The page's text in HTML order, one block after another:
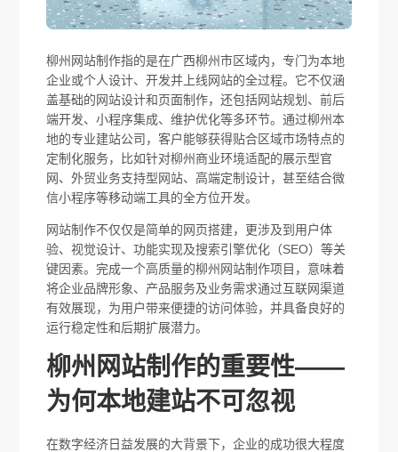
柳州网站制作指的是在广西柳州市区域内，专门为本地
企业或个人设计、开发并上线网站的全过程。它不仅涵
盖基础的网站设计和页面制作，还包括网站规划、前后
端开发、小程序集成、维护优化等多环节。通过柳州本
地的专业建站公司，客户能够获得贴合区域市场特点的
定制化服务，比如针对柳州商业环境适配的展示型官
网、外贸业务支持型网站、高端定制设计，甚至结合微
信小程序等移动端工具的全方位开发。
网站制作不仅仅是简单的网页搭建，更涉及到用户体
验、视觉设计、功能实现及搜索引擎优化（SEO）等关
键因素。完成一个高质量的柳州网站制作项目，意味着
将企业品牌形象、产品服务及业务需求通过互联网渠道
有效展现，为用户带来便捷的访问体验，并具备良好的
运行稳定性和后期扩展潜力。
柳州网站制作的重要性——
为何本地建站不可忽视
在数字经济日益发展的大背景下，企业的成功很大程度